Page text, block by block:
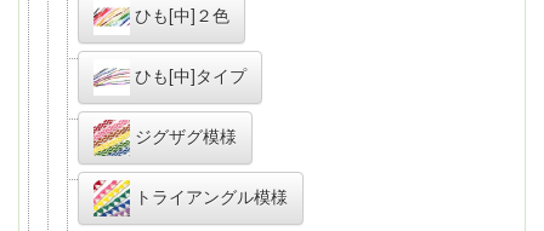
ひも[中]２色
ひも[中]タイプ
ジグザグ模様
トライアングル模様